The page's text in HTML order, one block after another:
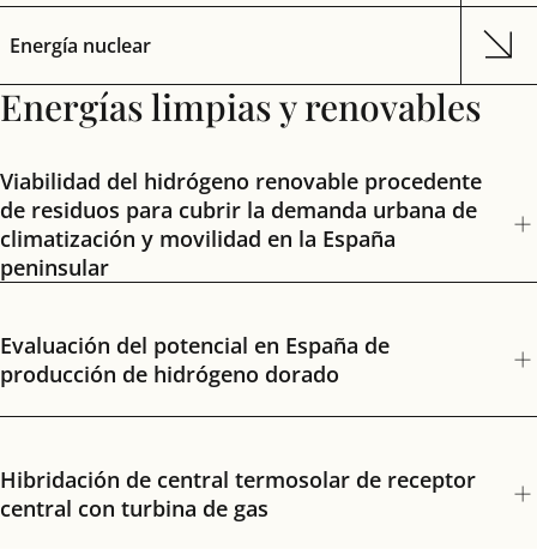
Energía nuclear
Energías limpias y renovables
Viabilidad del hidrógeno renovable procedente
de residuos para cubrir la demanda urbana de
climatización y movilidad en la España
peninsular
Evaluación del potencial en España de
producción de hidrógeno dorado
Hibridación de central termosolar de receptor
central con turbina de gas